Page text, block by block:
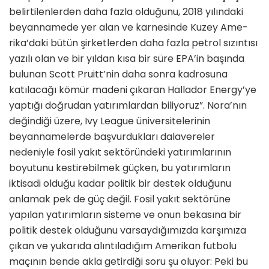
belirtilenlerden daha fazla olduğunu, 2018 yılındaki
beyanname­de yer alan ve karnesinde Kuzey Ame­
rika’daki bütün şirketlerden daha fazla petrol sızıntısı
yazılı olan ve bir yıldan kısa bir süre EPA’in başında
bulunan Scott Pruitt’nin daha sonra kadrosu­na
katılacağı kömür madeni çıkaran Hallador Energy’ye
yaptığı doğrudan yatırımlardan biliyoruz”. Nora’nın
değindiği üzere, Ivy League üniversi­telerinin
beyannamelerde başvurduk­ları dalavereler
nedeniyle fosil yakıt sektöründeki yatırımlarının
boyutunu kestirebilmek güçken, bu yatırımların
iktisadi olduğu kadar politik bir destek olduğunu
anlamak pek de güç değil. Fosil yakıt sektörüne
yapılan yatırımla­rın sisteme ve onun bekasına bir
politik destek olduğunu varsaydığımızda kar­şımıza
çıkan ve yukarıda alıntıladığım Amerikan futbolu
maçının bende akla getirdiği soru şu oluyor: Peki bu